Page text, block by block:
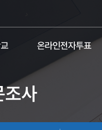
온라인전자투표
조사